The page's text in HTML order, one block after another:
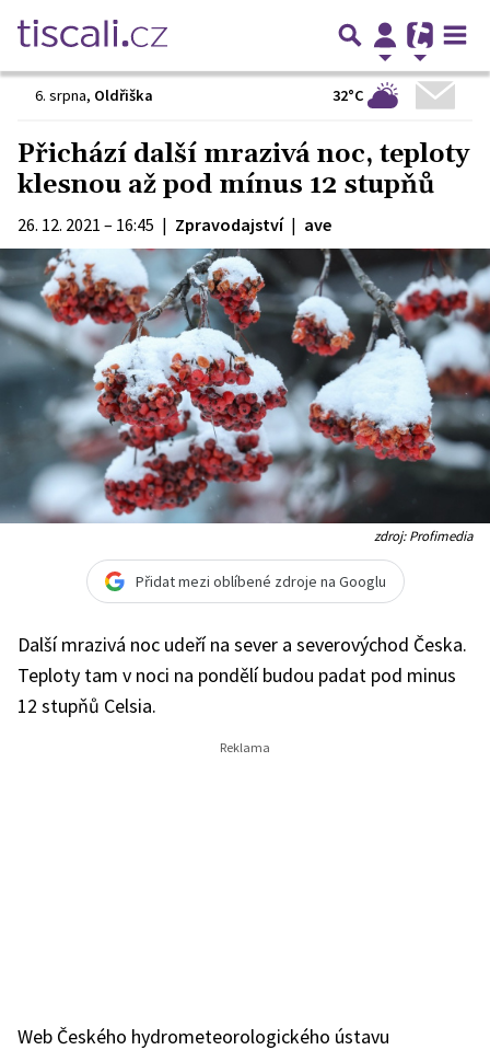
6. srpna, Oldřiška 32°C
Přichází další mrazivá noc, teploty
klesnou až pod mínus 12 stupňů
26. 12. 2021 – 16:45 | Zpravodajství | ave
zdroj: Profimedia
Přidat mezi oblíbené zdroje na Googlu
Další mrazivá noc udeří na sever a severovýchod Česka.
Teploty tam v noci na pondělí budou padat pod minus
12 stupňů Celsia.
Web Českého hydrometeorologického ústavu